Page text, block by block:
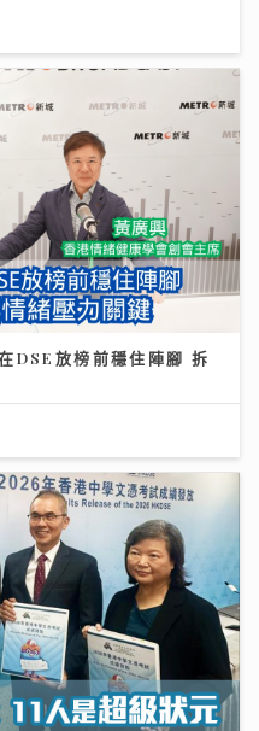
DSE放榜前穩住陣腳 拆